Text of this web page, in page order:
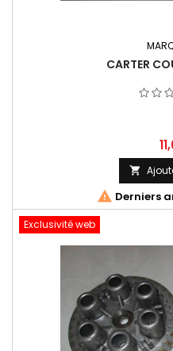
CARTER

 Derniers
Exclusivité web